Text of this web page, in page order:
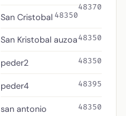
48370
San Cristobal 48350
San Kristobal auzoa48350
peder2 48350
peder4 48395
san antonio 48350